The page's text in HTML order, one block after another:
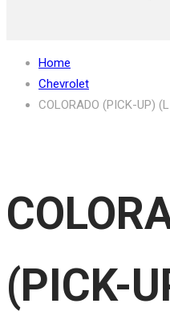
Home
Chevrolet
COLORADO (PICK-UP)
(PICK-